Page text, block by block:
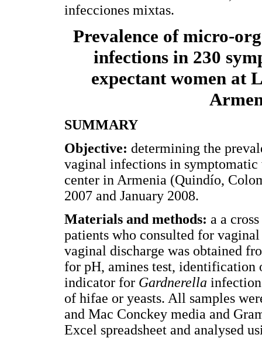
infecciones mixtas.
Prevalence of micro-
infections in 230
expectant women at
SUMMARY
Objective: determining the
vaginal infections in
center in Armenia (Quindío,
2007 and January 2008.
Materials and methods: a a
patients who consulted for
vaginal discharge was obtained
for pH, amines test, identification
indicator for Gardnerella
of hifae or yeasts. All samples
and Mac Conckey media and
Excel spreadsheet and analysed